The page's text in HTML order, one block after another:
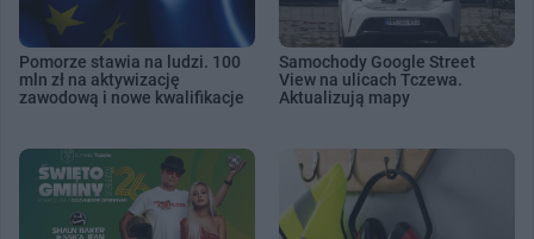
Pomorze stawia na ludzi. 100
mln zł na aktywizację
zawodową i nowe kwalifikacje
Samochody Google Street
View na ulicach Tczewa.
Aktualizują mapy